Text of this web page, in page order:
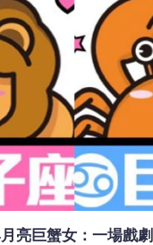
亮巨蟹女：一場戲